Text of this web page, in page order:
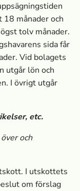
månader och
tolv månader.
sida får
Vid bolagets
utgår lön och
I övrigt utgår
etc.
och
I utskottets
om förslag